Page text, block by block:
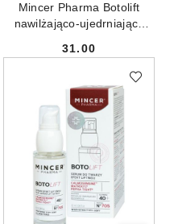
Mincer Pharma Botolift
nawilżająco-ujedrniający
Cena:
31.00